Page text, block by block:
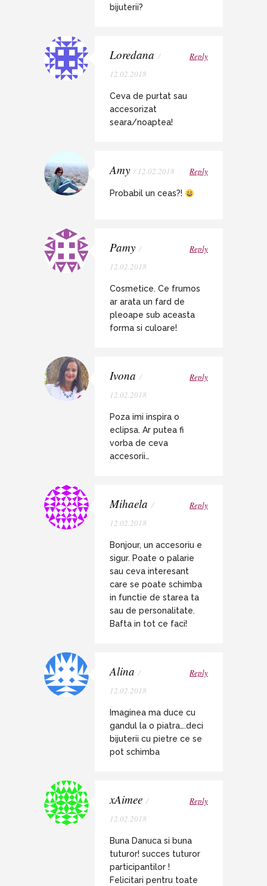
bijuterii?
Loredana /
12.02.2018
Reply
Ceva de purtat sau
accesorizat
seara/noaptea!
Amy / 12.02.2018 Reply
Probabil un ceas?!
Pamy /
12.02.2018
Reply
Cosmetice. Ce frumos
ar arata un fard de
pleoape sub aceasta
forma si culoare!
Ivona /
12.02.2018
Reply
Poza imi inspira o
eclipsa. Ar putea fi
vorba de ceva
accesorii…
Mihaela /
12.02.2018
Reply
Bonjour, un accesoriu e
sigur. Poate o palarie
sau ceva interesant
care se poate schimba
in functie de starea ta
sau de personalitate.
Bafta in tot ce faci!
Alina /
12.02.2018
Reply
Imaginea ma duce cu
gandul la o piatra….deci
bijuterii cu pietre ce se
pot schimba
xAimee /
12.02.2018
Reply
Buna Danuca si buna
tuturor! succes tuturor
participantilor !
Felicitari pentru toate